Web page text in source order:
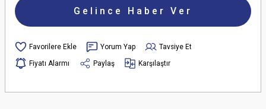
Gelince Haber Ver
Yorum Yap
Tavsiye Et
Fiyatı Alarmı
Paylaş Karşılaştır